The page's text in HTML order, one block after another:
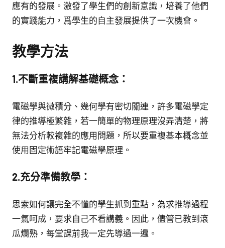
應有的發展。激發了學生們的創新意識，培養了他們
的實踐能力，爲學生的自主發展提供了一次機會。
教學方法
1.不斷重複講解基礎概念：
電磁學與微積分、幾何學有密切關連，許多電磁學定
律的推導極繁雜，若一簡單的物理原理沒弄清楚，將
無法分析較複雜的應用問題，所以要重複基本概念並
使用固定術語牢記電磁學原理。
2.充分準備教學：
思索如何讓完全不懂的學生抓到重點，為求推導過程
一氣呵成，要求自己不看講義。因此，儘管已教到滾
瓜爛熟，每堂課前我一定先導過一遍。